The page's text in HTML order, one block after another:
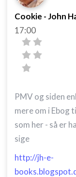
Cookie - John
17:00
PMV og siden
mere om i Ebog
som her - så er
sige
http://jh-e-